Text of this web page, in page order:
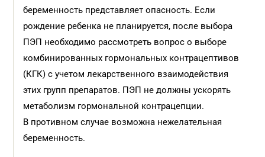
беременность представляет опасность. Если
рождение ребенка не планируется, после выбора
ПЭП необходимо рассмотреть вопрос о выборе
комбинированных гормональных контрацептивов
(КГК) с учетом лекарственного взаимодействия
этих групп препаратов. ПЭП не должны ускорять
метаболизм гормональной контрацепции.
В противном случае возможна нежелательная
беременность.